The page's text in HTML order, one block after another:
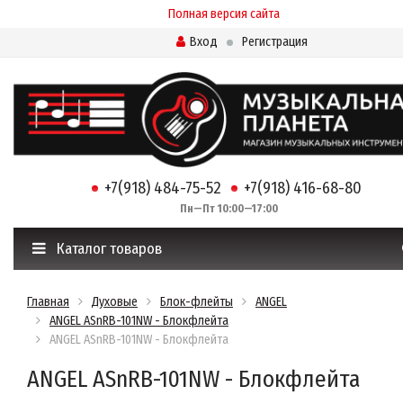
Полная версия сайта
Вход
Регистрация
+7(918) 484-75-52 +7(918) 416-68-80
Пн—Пт 10:00—17:00
Каталог товаров
Главная Духовые Блок-флейты
ANGEL
ANGEL ASnRB-101NW - Блокфлейта
ANGEL ASnRB-101NW - Блокфлейта
ANGEL ASnRB-101NW - Блокфлейта